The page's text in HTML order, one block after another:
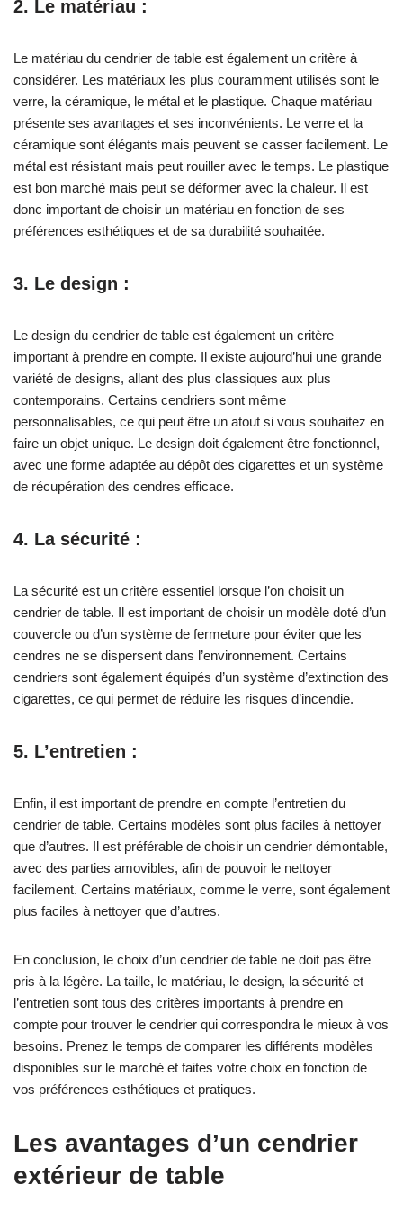
2. Le matériau :
Le matériau du cendrier de table est également un critère à
considérer. Les matériaux les plus couramment utilisés sont le
verre, la céramique, le métal et le plastique. Chaque matériau
présente ses avantages et ses inconvénients. Le verre et la
céramique sont élégants mais peuvent se casser facilement. Le
métal est résistant mais peut rouiller avec le temps. Le plastique
est bon marché mais peut se déformer avec la chaleur. Il est
donc important de choisir un matériau en fonction de ses
préférences esthétiques et de sa durabilité souhaitée.
3. Le design :
Le design du cendrier de table est également un critère
important à prendre en compte. Il existe aujourd’hui une grande
variété de designs, allant des plus classiques aux plus
contemporains. Certains cendriers sont même
personnalisables, ce qui peut être un atout si vous souhaitez en
faire un objet unique. Le design doit également être fonctionnel,
avec une forme adaptée au dépôt des cigarettes et un système
de récupération des cendres efficace.
4. La sécurité :
La sécurité est un critère essentiel lorsque l’on choisit un
cendrier de table. Il est important de choisir un modèle doté d’un
couvercle ou d’un système de fermeture pour éviter que les
cendres ne se dispersent dans l’environnement. Certains
cendriers sont également équipés d’un système d’extinction des
cigarettes, ce qui permet de réduire les risques d’incendie.
5. L’entretien :
Enfin, il est important de prendre en compte l’entretien du
cendrier de table. Certains modèles sont plus faciles à nettoyer
que d’autres. Il est préférable de choisir un cendrier démontable,
avec des parties amovibles, afin de pouvoir le nettoyer
facilement. Certains matériaux, comme le verre, sont également
plus faciles à nettoyer que d’autres.
En conclusion, le choix d’un cendrier de table ne doit pas être
pris à la légère. La taille, le matériau, le design, la sécurité et
l’entretien sont tous des critères importants à prendre en
compte pour trouver le cendrier qui correspondra le mieux à vos
besoins. Prenez le temps de comparer les différents modèles
disponibles sur le marché et faites votre choix en fonction de
vos préférences esthétiques et pratiques.
Les avantages d’un cendrier
extérieur de table